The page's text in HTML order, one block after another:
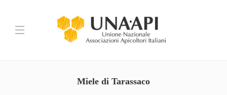
Miele di Tarassaco